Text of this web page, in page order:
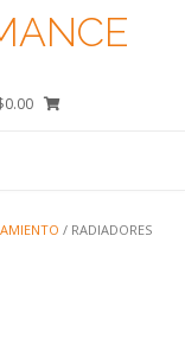
/ RADIADORES